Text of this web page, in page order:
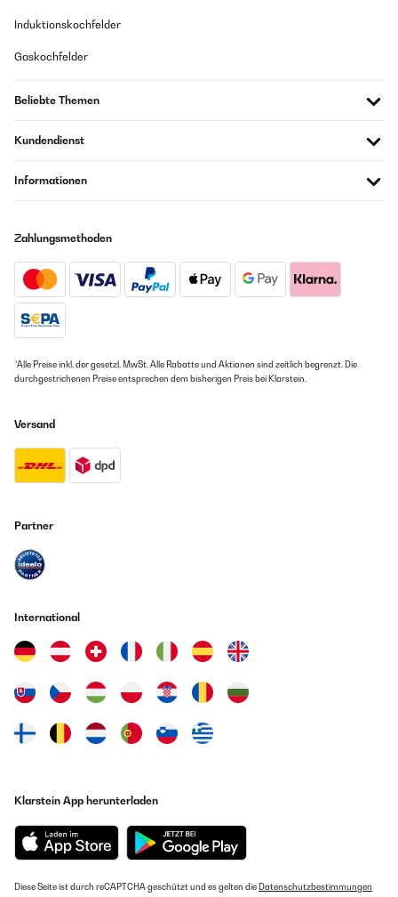
Induktionskochfelder
Gaskochfelder
Beliebte Themen
Kundendienst
Informationen
Zahlungsmethoden
*Alle Preise inkl. der gesetzl. MwSt. Alle Rabatte und Aktionen sind zeitlich begrenzt. Die
durchgestrichenen Preise entsprechen dem bisherigen Preis bei Klarstein.
Versand
Partner
International
Klarstein App herunterladen
Diese Seite ist durch reCAPTCHA geschützt und es gelten die Datenschutzbestimmungen